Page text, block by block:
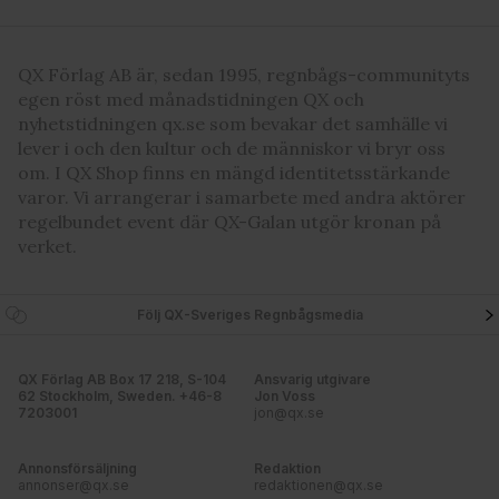
QX Förlag AB är, sedan 1995, regnbågs-communityts
egen röst med månadstidningen QX och
nyhetstidningen qx.se som bevakar det samhälle vi
lever i och den kultur och de människor vi bryr oss
om. I QX Shop finns en mängd identitetsstärkande
varor. Vi arrangerar i samarbete med andra aktörer
regelbundet event där QX-Galan utgör kronan på
verket.
Följ QX-Sveriges Regnbågsmedia
QX Förlag AB Box 17 218, S-104
62 Stockholm, Sweden. +46-8
7203001
Ansvarig utgivare
Jon Voss
jon@qx.se
Annonsförsäljning
annonser@qx.se
Redaktion
redaktionen@qx.se